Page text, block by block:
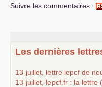
Suivre les commentaires :
Les dernières
13 juillet, lettre lepcf de
13 juillet, lepcf.fr : la lettre